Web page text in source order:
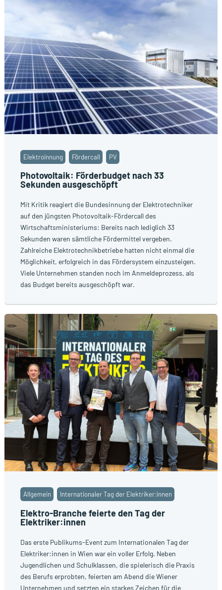
Photovoltaik: Förderbudget nach 33
Sekunden ausgeschöpft
Elektroinnung Fördercall PV
Mit Kritik reagiert die Bundesinnung der Elektrotechniker
auf den jüngsten Photovoltaik-Fördercall des
Wirtschaftsministeriums: Bereits nach lediglich 33
Sekunden waren sämtliche Fördermittel vergeben.
Zahlreiche Elektrotechnikbetriebe hatten nicht einmal die
Möglichkeit, erfolgreich in das Fördersystem einzusteigen.
Viele Unternehmen standen noch im Anmeldeprozess, als
das Budget bereits ausgeschöpft war.
Elektro-Branche feierte den Tag der
Elektriker:innen
Allgemein Internationaler Tag der Elektriker:innen
Das erste Publikums-Event zum Internationalen Tag der
Elektriker:innen in Wien war ein voller Erfolg. Neben
Jugendlichen und Schulklassen, die spielerisch die Praxis
des Berufs erprobten, feierten am Abend die Wiener
Unternehmen und setzten ein starkes Zeichen für die